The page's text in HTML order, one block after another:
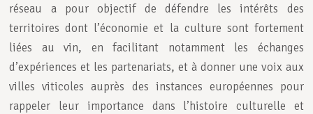
réseau a pour objectif de défendre les intérêts des
territoires dont l’économie et la culture sont fortement
liées au vin, en facilitant notamment les échanges
d’expériences et les partenariats, et à donner une voix aux
villes viticoles auprès des instances européennes pour
rappeler leur importance dans l’histoire culturelle et